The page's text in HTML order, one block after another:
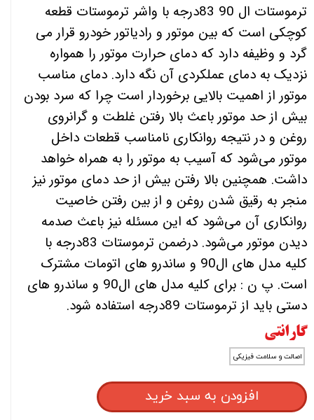
ترموستات ال 90 83درجه با واشر ترموستات قطعه
کوچکی است که بین موتور و رادیاتور خودرو قرار می
گرد و وظیفه دارد که دمای حرارت موتور را همواره
نزدیک به دمای عملکردی آن نگه دارد. دمای مناسب
موتور از اهمیت بالایی برخوردار است چرا که سرد بودن
بیش از حد موتور باعث بالا رفتن غلطت و گرانروی
روغن و در نتیجه روانکاری نامناسب قطعات داخل
موتور می‌شود که آسیب به موتور را به همراه خواهد
داشت. همچنین بالا رفتن بیش از حد دمای موتور نیز
منجر به رقیق شدن روغن و از بین رفتن خاصیت
روانکاری آن می‌شود که این مسئله نیز باعث صدمه
دیدن موتور می‌شود. درضمن ترموستات 83درجه با
کلیه مدل های ال90 و ساندرو های اتومات مشترک
است. پ ن : برای کلیه مدل های ال90 و ساندرو های
دستی باید از ترموستات 89درجه استفاده شود.
گارانتی
اصالت و سلامت فیزیکی
افزودن به سبد خرید